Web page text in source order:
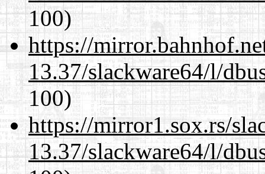
100)
https://
13.37/slackware64/l/
100)
https://mirror1.sox.rs/
13.37/slackware64/l/